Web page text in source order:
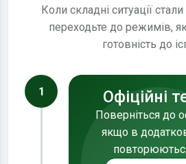
Коли складні ситуації
переходьте до режимів,
готовність до
1 Офіційні
Поверніться до
якщо в